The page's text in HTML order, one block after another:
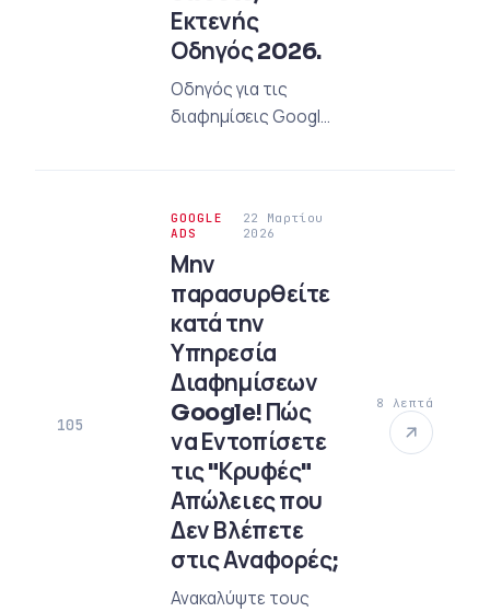
Εκτενής
Οδηγός 2026.
Οδηγός για τις
διαφημίσεις Google
κοινότητα, αυξήστε
τις πωλήσεις σας.
Εδώ είναι η ρύθμιση,
η βελτιστοποίηση
και στρατηγικές
συμβουλές.
105
GOOGLE
ADS
22 Μαρτίου
2026
Μην
παρασυρθείτε
κατά την
Υπηρεσία
Διαφημίσεων
Google! Πώς
να Εντοπίσετε
τις "Κρυφές"
Απώλειες που
Δεν Βλέπετε
στις Αναφορές;
Ανακαλύψτε τους
8 λεπτά